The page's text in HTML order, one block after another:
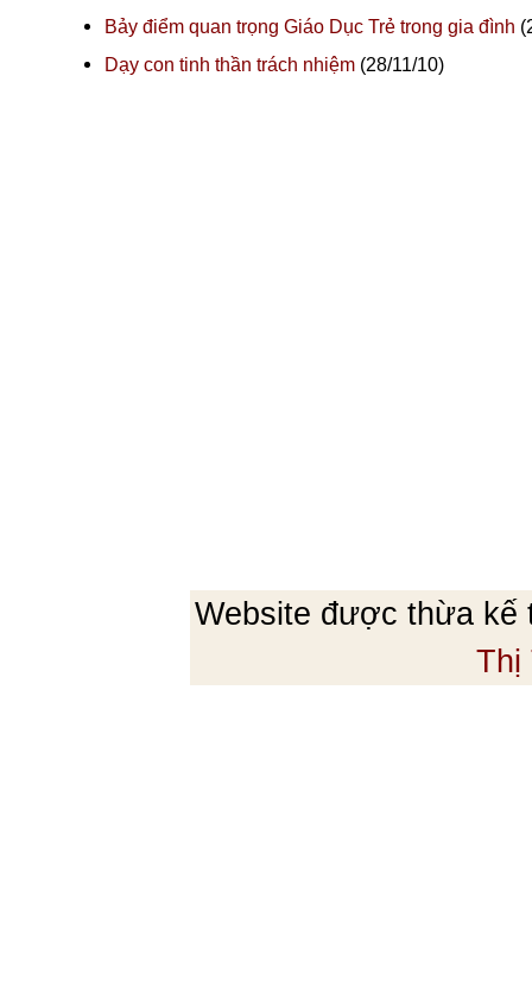
Bảy điểm quan trọng Giáo Dục Trẻ trong gia đình
Dạy con tinh thần trách nhiệm (28/11/10)
Website được thừa
Thị